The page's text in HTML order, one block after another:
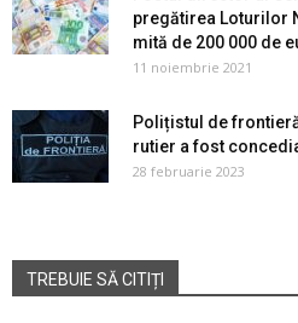
pregătirea Loturilor
mită de 200 000 de
11 noiembrie 2021
Polițistul de
rutier a fost
28 februarie 2023
TREBUIE SĂ CITIȚI